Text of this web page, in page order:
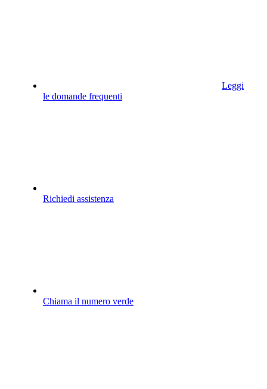
Leggi
le domande frequenti
Richiedi assistenza
Chiama il numero verde